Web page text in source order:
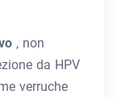
, non
da HPV
verruche